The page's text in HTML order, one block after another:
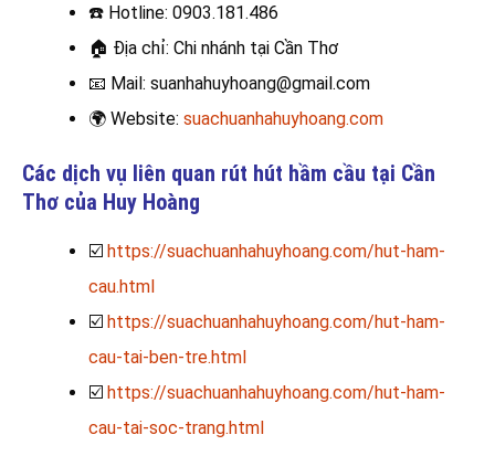
☎️ Hotline: 0903.181.486
🏠 Địa chỉ: Chi nhánh tại Cần Thơ
📧 Mail: suanhahuyhoang@gmail.com
🌍 Website: suachuanhahuyhoang.com
Các dịch vụ liên quan rút hút hầm cầu tại Cần
Thơ của Huy Hoàng
☑️ https://suachuanhahuyhoang.com/hut-ham-
cau.html
☑️ https://suachuanhahuyhoang.com/hut-ham-
cau-tai-ben-tre.html
☑️ https://suachuanhahuyhoang.com/hut-ham-
cau-tai-soc-trang.html